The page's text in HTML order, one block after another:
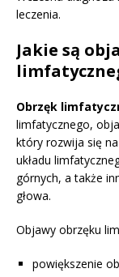
leczenia.
Jakie są
Obrzęk
limfatycznego,
który rozwija się
układu
górnych, a także
głowa.
Objawy obrzęku
powiększenie